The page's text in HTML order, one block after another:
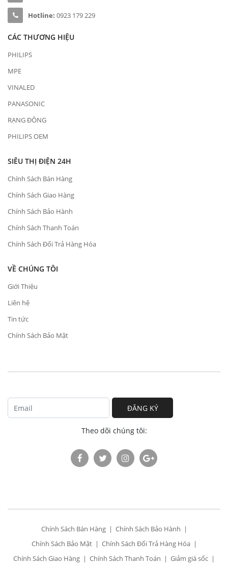
Hotline: 0923 179 229
CÁC THƯƠNG HIỆU
PHILIPS
MPE
VINALED
PANASONIC
RẠNG ĐÔNG
PHILIPS OEM
SIÊU THỊ ĐIỆN 24H
Chính Sách Bán Hàng
Chính Sách Giao Hàng
Chính Sách Bảo Hành
Chính Sách Thanh Toán
Chính Sách Đổi Trả Hàng Hóa
VỀ CHÚNG TÔI
Giới Thiệu
Liên hệ
Tin tức
Chính Sách Bảo Mật
ĐĂNG KÝ
Theo dõi chúng tôi:
Chính Sách Bán Hàng
Chính Sách Bảo Hành
Chính Sách Bảo Mật
Chính Sách Đổi Trả Hàng Hóa
Chính Sách Giao Hàng
Chính Sách Thanh Toán Giảm giá sốc